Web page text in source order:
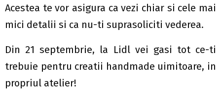
Acestea te vor asigura ca vezi chiar si cele mai
mici detalii si ca nu-ti suprasoliciti vederea.
Din 21 septembrie, la Lidl vei gasi tot ce-ti
trebuie pentru creatii handmade uimitoare, in
propriul atelier!